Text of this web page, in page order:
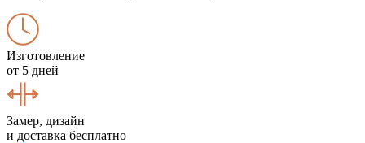
Изготовление
от 5 дней
Замер, дизайн
и доставка бесплатно